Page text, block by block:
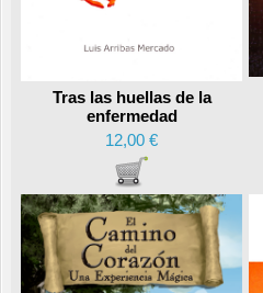
Tras las huellas de la
enfermedad
12,00 €